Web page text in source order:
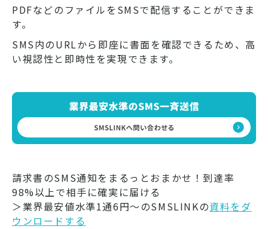
PDFなどのファイルをSMSで配信することができま
す。
SMS内のURLから即座に書面を確認できるため、高
い視認性と即時性を実現できます。
請求書のSMS通知をまるっとおまかせ！到達率
98%以上で相手に確実に届ける
＞業界最安値水準1通6円～のSMSLINKの資料をダ
ウンロードする